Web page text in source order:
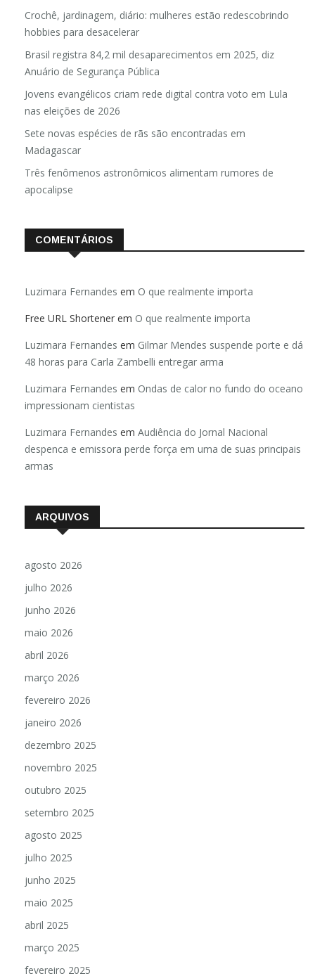
Crochê, jardinagem, diário: mulheres estão redescobrindo
hobbies para desacelerar
Brasil registra 84,2 mil desaparecimentos em 2025, diz
Anuário de Segurança Pública
Jovens evangélicos criam rede digital contra voto em Lula
nas eleições de 2026
Sete novas espécies de rãs são encontradas em
Madagascar
Três fenômenos astronômicos alimentam rumores de
apocalipse
COMENTÁRIOS
Luzimara Fernandes em O que realmente importa
Free URL Shortener em O que realmente importa
Luzimara Fernandes em Gilmar Mendes suspende porte e dá
48 horas para Carla Zambelli entregar arma
Luzimara Fernandes em Ondas de calor no fundo do oceano
impressionam cientistas
Luzimara Fernandes em Audiência do Jornal Nacional
despenca e emissora perde força em uma de suas principais
armas
ARQUIVOS
agosto 2026
julho 2026
junho 2026
maio 2026
abril 2026
março 2026
fevereiro 2026
janeiro 2026
dezembro 2025
novembro 2025
outubro 2025
setembro 2025
agosto 2025
julho 2025
junho 2025
maio 2025
abril 2025
março 2025
fevereiro 2025